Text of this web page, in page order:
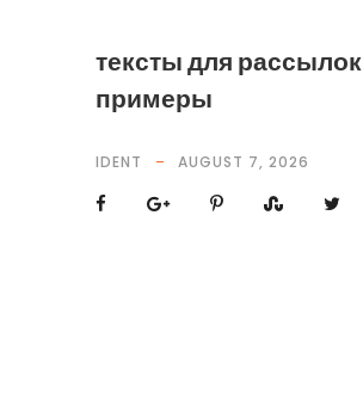
тексты для рассылок
примеры
IDENT AUGUST 7, 2026